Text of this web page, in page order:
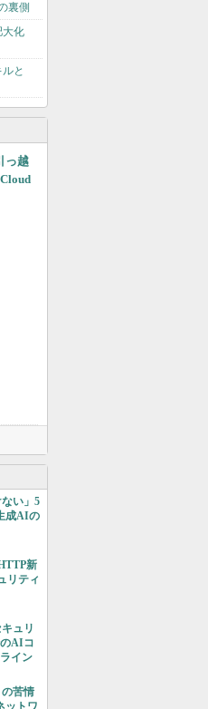
裏側
大化
と
っ越
い」5
成AIの
新
リティ
ュリ
AIコ
イン
の苦情
ットワ